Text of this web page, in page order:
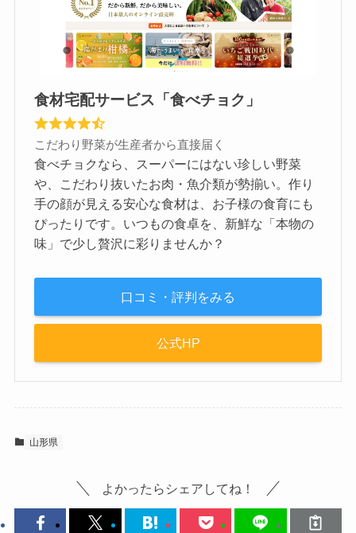
食材宅配サービス「食べチョク」
こだわり野菜が生産者から直接届く
食べチョクなら、スーパーにはない珍しい野菜
や、こだわり抜いたお肉・魚介類が勢揃い。作り
手の顔が見える安心な食材は、お子様の食育にも
ぴったりです。いつもの食卓を、新鮮な「本物の
味」で少し贅沢に彩りませんか？
口コミ・評判をみる
公式HP
山形県
よかったらシェアしてね！